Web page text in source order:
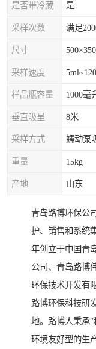
是否带冷藏 是
采样次数 满足
尺寸
采样速度
样品瓶容量 1000毫
垂直吸呈 8米
采样方式 蠕动泵
重量 15kg
产地 山东
青岛路博环保公
护、销售和系统
年创立于中国青
公司、青岛路博
环保技术开发有
路博环保科技研
地。路博人秉承
环境友好型的生